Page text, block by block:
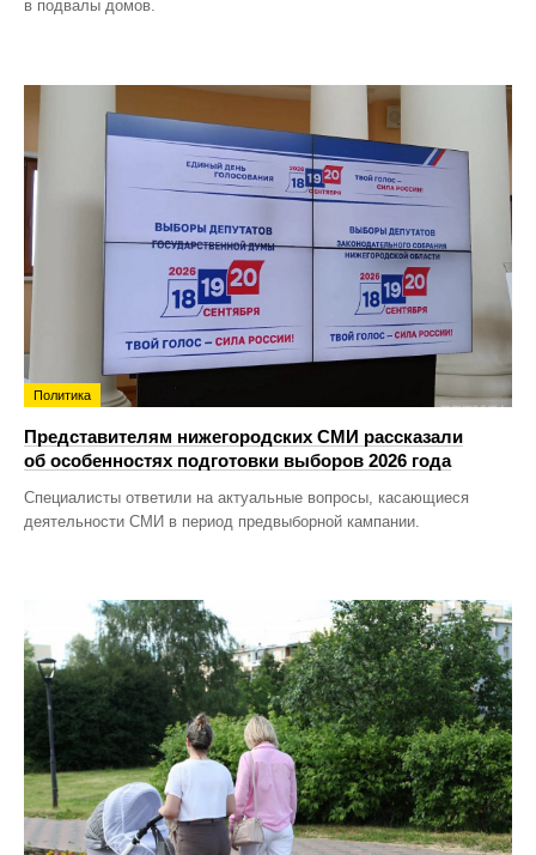
в подвалы домов.
Политика
Представителям нижегородских СМИ рассказали
об особенностях подготовки выборов 2026 года
Специалисты ответили на актуальные вопросы, касающиеся
деятельности СМИ в период предвыборной кампании.